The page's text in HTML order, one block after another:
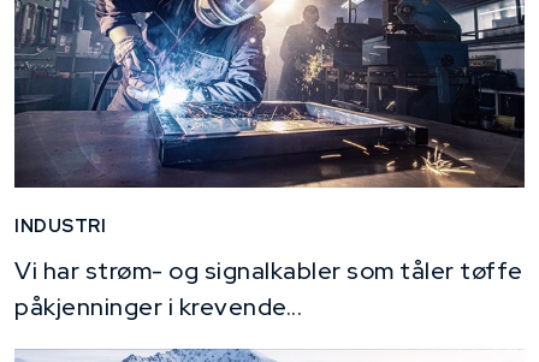
INDUSTRI
Vi har strøm- og signalkabler som tåler tøffe
påkjenninger i krevende...